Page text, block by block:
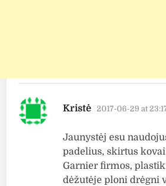
Kristė says:
2017-06-29 at
Jaunystėj esu
padelius, skirtus kovai
Garnier firmos,
dėžutėje ploni drėgni